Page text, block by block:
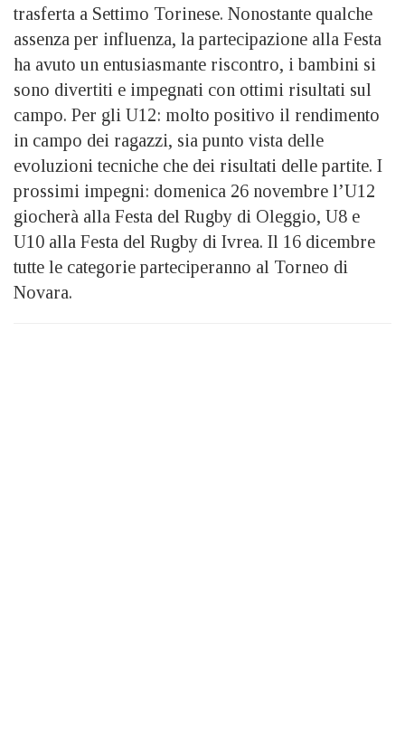
trasferta a Settimo Torinese. Nonostante qualche
assenza per influenza, la partecipazione alla Festa
ha avuto un entusiasmante riscontro, i bambini si
sono divertiti e impegnati con ottimi risultati sul
campo. Per gli U12: molto positivo il rendimento
in campo dei ragazzi, sia punto vista delle
evoluzioni tecniche che dei risultati delle partite. I
prossimi impegni: domenica 26 novembre l’U12
giocherà alla Festa del Rugby di Oleggio, U8 e
U10 alla Festa del Rugby di Ivrea. Il 16 dicembre
tutte le categorie parteciperanno al Torneo di
Novara.